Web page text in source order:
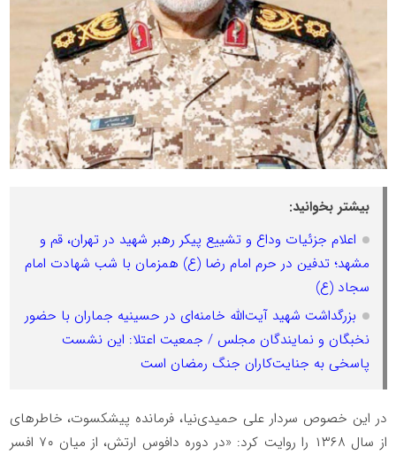
بیشتر بخوانید:
اعلام جزئیات وداع و تشییع پیکر رهبر شهید در تهران، قم و
مشهد؛ تدفین در حرم امام رضا (ع) همزمان با شب شهادت امام
سجاد (ع)
بزرگداشت شهید آیت‌الله خامنه‌ای در حسینیه جماران با حضور
نخبگان و نمایندگان مجلس / جمعیت اعتلا: این نشست
پاسخی به جنایت‌کاران جنگ رمضان است
در این خصوص سردار علی حمیدی‌نیا، فرمانده پیشکسوت، خاطرهای
از سال ۱۳۶۸ را روایت کرد: «در دوره دافوس ارتش، از میان ۷۰ افسر